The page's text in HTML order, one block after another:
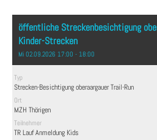
öffentliche Streckenbesichtigung
Kinder-Strecken
Mi 02.09.2026 17:00 - 18:00
Typ
Strecken-Besichtigung oberaargauer Trail-Run
Ort
MZH Thörigen
Teilnehmer
TR Lauf Anmeldung Kids